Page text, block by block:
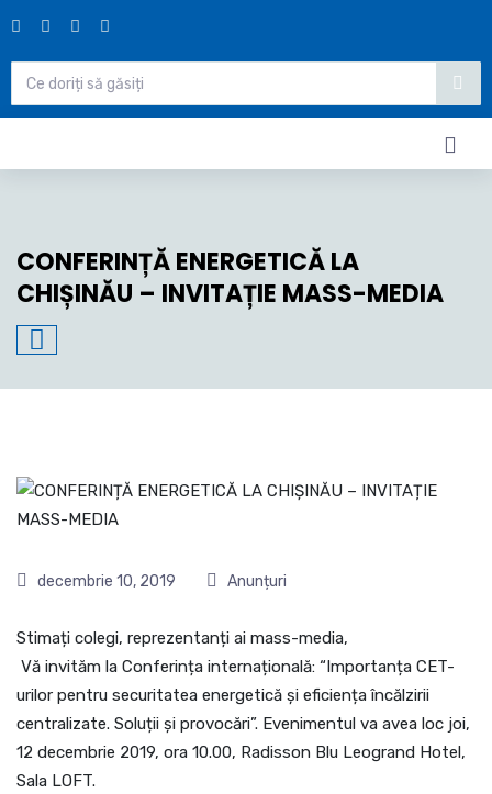
CONFERINȚĂ ENERGETICĂ LA
CHIȘINĂU – INVITAȚIE MASS-MEDIA
decembrie 10, 2019 Anunțuri
Stimați colegi, reprezentanți ai mass-media,
Vă invităm la Conferința internațională: “Importanța CET-
urilor pentru securitatea energetică și eficiența încălzirii
centralizate. Soluții și provocări”. Evenimentul va avea loc joi,
12 decembrie 2019, ora 10.00, Radisson Blu Leogrand Hotel,
Sala LOFT.